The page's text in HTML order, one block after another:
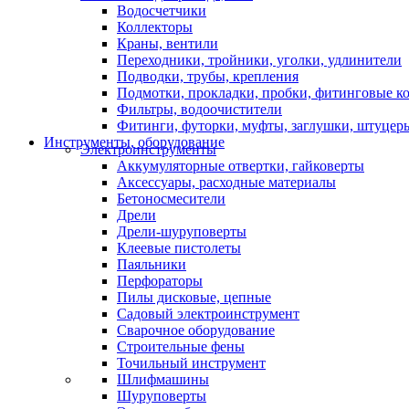
Водосчетчики
Коллекторы
Краны, вентили
Переходники, тройники, уголки, удлинители
Подводки, трубы, крепления
Подмотки, прокладки, пробки, фитинговые
Фильтры, водоочистители
Фитинги, футорки, муфты, заглушки,
Инструменты, оборудование
Электроинструменты
Аккумуляторные отвертки, гайковерты
Аксессуары, расходные материалы
Бетоносмесители
Дрели
Дрели-шуруповерты
Клеевые пистолеты
Паяльники
Перфораторы
Пилы дисковые, цепные
Садовый электроинструмент
Сварочное оборудование
Строительные фены
Точильный инструмент
Шлифмашины
Шуруповерты